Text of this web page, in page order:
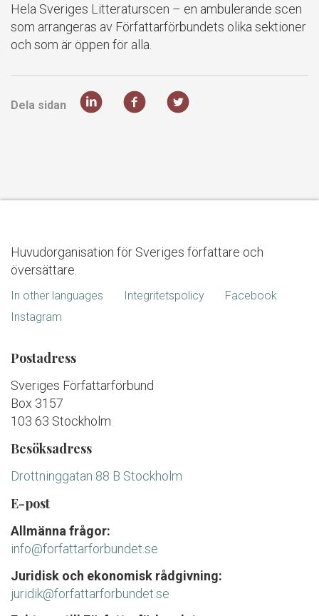
Hela Sveriges Litteraturscen – en ambulerande scen
som arrangeras av Författarförbundets olika sektioner
och som är öppen för alla.
Dela sidan
Huvudorganisation för Sveriges författare och
översättare.
In other languages Integritetspolicy
Facebook
Instagram
Postadress
Sveriges Författarförbund
Box 3157
103 63 Stockholm
Besöksadress
Drottninggatan 88 B Stockholm
E-post
Allmänna frågor:
info@forfattarforbundet.se
Juridisk och ekonomisk rådgivning:
juridik@forfattarforbundet.se